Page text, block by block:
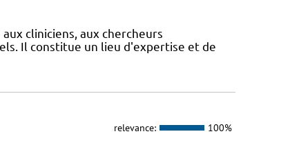
cliniciens, aux chercheurs
Il constitue un lieu d'expertise et de
relevance: 100%